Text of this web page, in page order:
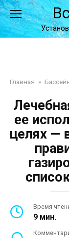
Перейти
к
контенту
Главная »
ее
целях —
Время
9 мин.